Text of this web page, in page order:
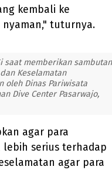
kembali ke
tuturnya.
saat memberikan sambutan
Keselamatan
oleh Dinas Pariwisata
Dive Center Pasarwajo,
agar para
serius terhadap
agar para